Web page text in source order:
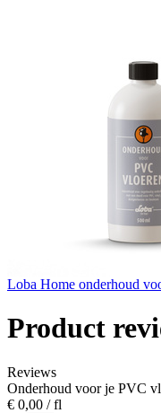
Loba Home onderhoud
Product
Reviews
Onderhoud voor je PVC
€ 0,00 / fl